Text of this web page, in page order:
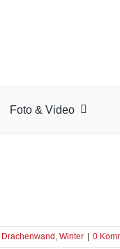
Foto & Video
Drachenwand , Winter 0